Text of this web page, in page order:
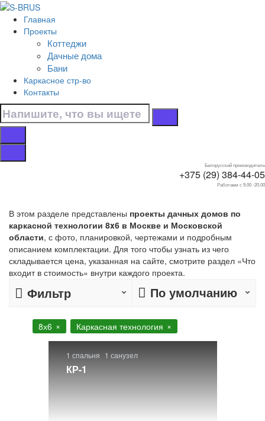
Перейти к контенту
Главная
Проекты
Коттеджи
Дачные дома
Бани
Каркасное стр-во
Контакты
Белорусский производитель
+375 (29) 384-44-05
Работаем с 9.00 -20.00
Главная
Дачные дома
Каркасные
Дачные дома 8x6
каркасные
В этом разделе представлены проекты дачных домов по
каркасной технологии 8x6 в Москве и Московской
области, с фото, планировкой, чертежами и подробным
описанием комплектации. Для того чтобы узнать из чего
складывается цена, указанная на сайте, смотрите раздел «Что
входит в стоимость» внутри каждого проекта.
Фильтр По умолчанию
8х6 Каркасная технология
1 спальня 1 санузел
КР-1